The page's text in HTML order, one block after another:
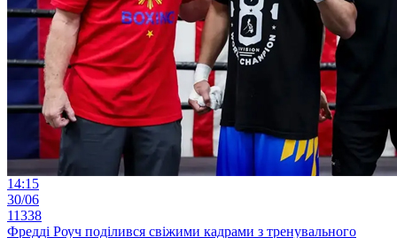
14:15
30/06
11338
Фредді Роуч поділився свіжими кадрами з тренувального